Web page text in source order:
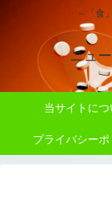
～「食
ニュ
当サイトにつ
プライバシーポ